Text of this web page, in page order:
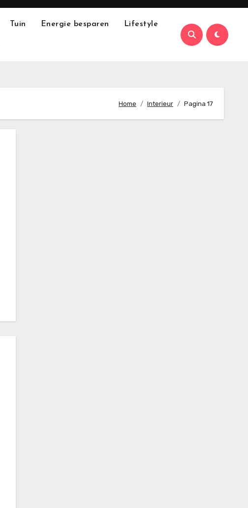
Tuin Energie besparen Lifestyle
Home Interieur Pagina 17